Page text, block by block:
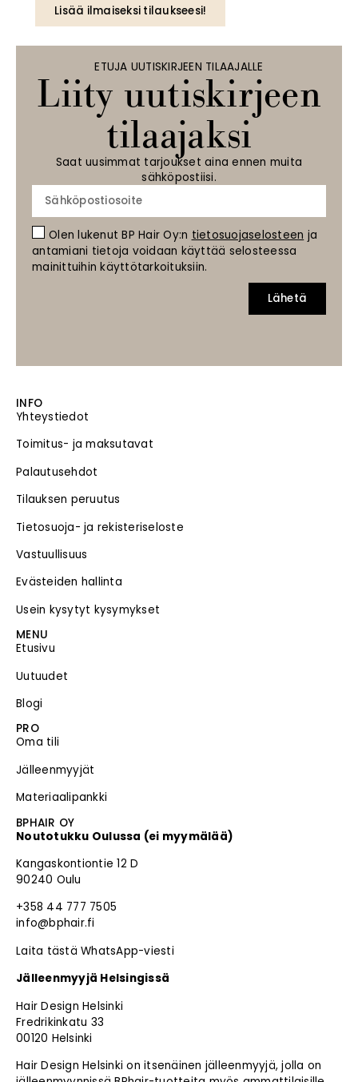
Lisää ilmaiseksi tilaukseesi!
ETUJA UUTISKIRJEEN TILAAJALLE
Liity uutiskirjeen
tilaajaksi
Saat uusimmat tarjoukset aina ennen muita
sähköpostiisi.
Olen lukenut BP Hair Oy:n tietosuojaselosteen ja
antamiani tietoja voidaan käyttää selosteessa
mainittuihin käyttötarkoituksiin.
Lähetä
INFO
Yhteystiedot
Toimitus- ja maksutavat
Palautusehdot
Tilauksen peruutus
Tietosuoja- ja rekisteriseloste
Vastuullisuus
Evästeiden hallinta
Usein kysytyt kysymykset
MENU
Etusivu
Uutuudet
Blogi
PRO
Oma tili
Jälleenmyyjät
Materiaalipankki
BPHAIR OY
Noutotukku Oulussa (ei myymälää)
Kangaskontiontie 12 D
90240 Oulu
+358 44 777 7505
info@bphair.fi
Laita tästä WhatsApp-viesti
Jälleenmyyjä Helsingissä
Hair Design Helsinki
Fredrikinkatu 33
00120 Helsinki
Hair Design Helsinki on itsenäinen jälleenmyyjä, jolla on